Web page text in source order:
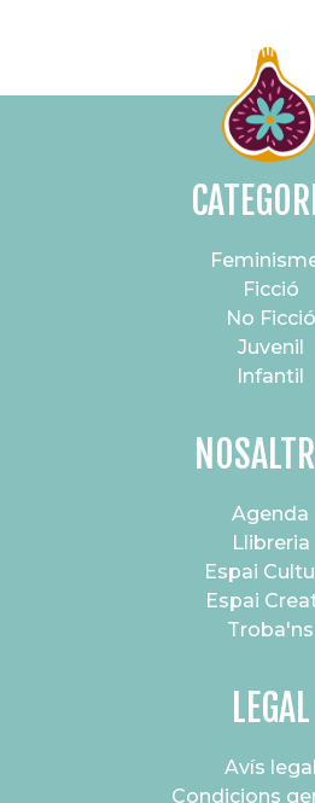
Ficció
No Ficció
Juvenil
Infantil
Agenda
Llibreria
Espai
Espai
Troba'ns
LEGAL
Avís legal
Condicions